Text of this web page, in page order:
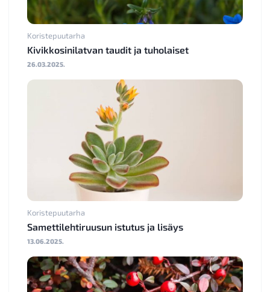
Koristepuutarha
Kivikkosinilatvan taudit ja tuholaiset
26.03.2025.
Koristepuutarha
Samettilehtiruusun istutus ja lisäys
13.06.2025.